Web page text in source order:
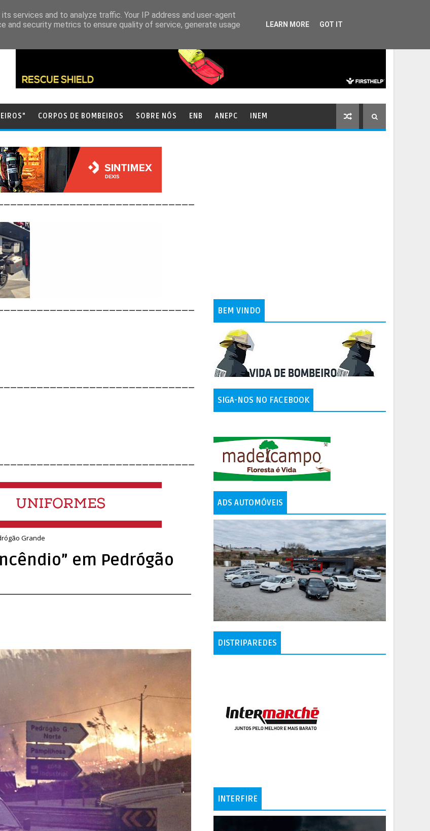
CORPOS DE BOMBEIROS SOBRE NÓS ENB ANEPC INEM
Grande
em Pedrógão
BEM VINDO
SIGA-NOS NO FACEBOOK
ADS AUTOMÓVEIS
DISTRIPAREDES
INTERFIRE
services and to analyze traffic. Your IP address and user-agent
and security metrics to ensure quality of service, generate usage
LEARN MORE GOT IT